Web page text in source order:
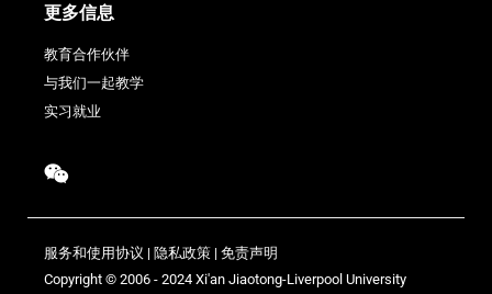
更多信息
教育合作伙伴
与我们一起教学
实习就业
服务和使用协议 | 隐私政策 | 免责声明
Copyright © 2006 - 2024 Xi'an Jiaotong-Liverpool University